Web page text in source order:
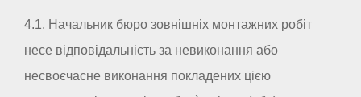
4.1. Начальник бюро зовнішніх монтажних робіт
несе відповідальність за невиконання або
несвоєчасне виконання покладених цією